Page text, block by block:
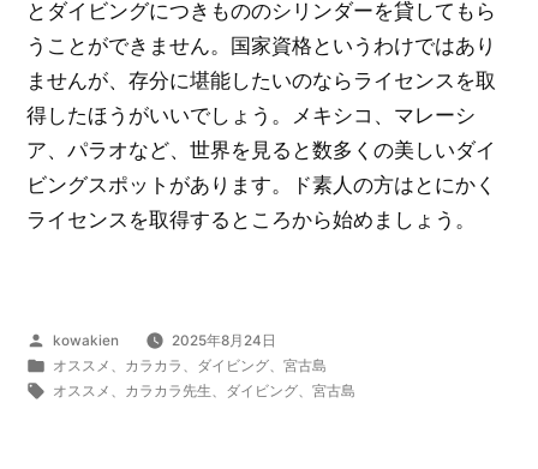
とダイビングにつきもののシリンダーを貸してもら
うことができません。国家資格というわけではあり
ませんが、存分に堪能したいのならライセンスを取
得したほうがいいでしょう。メキシコ、マレーシ
ア、パラオなど、世界を見ると数多くの美しいダイ
ビングスポットがあります。ド素人の方はとにかく
ライセンスを取得するところから始めましょう。
投
稿
者:
kowakien
2025年8月24日
カ
テ
オススメ カラカラ ダイビング、 宮古島
タ
オススメ カラカラ先生 ダイビング、 宮古島